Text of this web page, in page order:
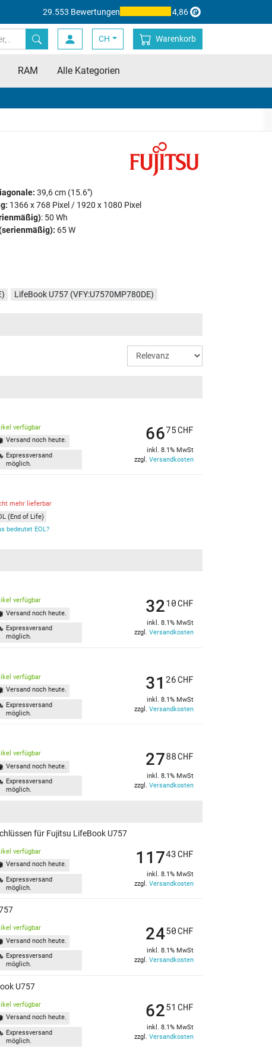
29.553 Bewertungen 4,86
CH Warenkorb
RAM Alle Kategorien
39,6 cm (15.6")
1366 x 768 Pixel / 1920 x 1080 Pixel
: 50 Wh
65 W
LifeBook U757 (VFY:U7570MP780DE)
LifeBook U757 (VFY:U7570MP760CH)
verfügbar
Versand noch heute.
Expressversand
möglich.
6675CHF
inkl. 8.1% MwSt
zzgl. Versandkosten
mehr lieferbar
(End of Life)
bedeutet EOL?
verfügbar
Versand noch heute.
Expressversand
möglich.
3210CHF
inkl. 8.1% MwSt
zzgl. Versandkosten
verfügbar
Versand noch heute.
Expressversand
möglich.
3126CHF
inkl. 8.1% MwSt
zzgl. Versandkosten
verfügbar
Versand noch heute.
Expressversand
möglich.
2788CHF
inkl. 8.1% MwSt
zzgl. Versandkosten
für Fujitsu LifeBook U757
verfügbar
Versand noch heute.
Expressversand
möglich.
11743CHF
inkl. 8.1% MwSt
zzgl. Versandkosten
verfügbar
Versand noch heute.
Expressversand
möglich.
2450CHF
inkl. 8.1% MwSt
zzgl. Versandkosten
U757
verfügbar
Versand noch heute.
Expressversand
möglich.
6251 CHF
inkl. 8.1% MwSt
zzgl. Versandkosten